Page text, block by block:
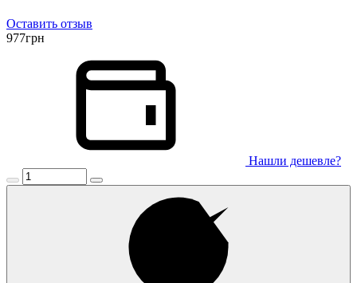
Оставить отзыв
977грн
Нашли дешевле?